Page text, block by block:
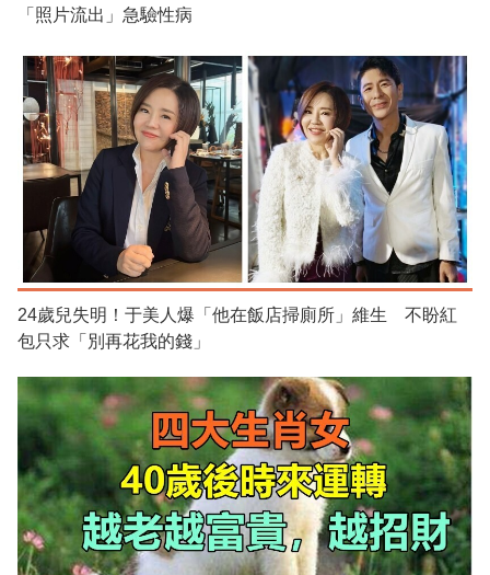
「照片流出」急驗性病
24歲兒失明！于美人爆「他在飯店掃廁所」維生 不盼紅
包只求「別再花我的錢」